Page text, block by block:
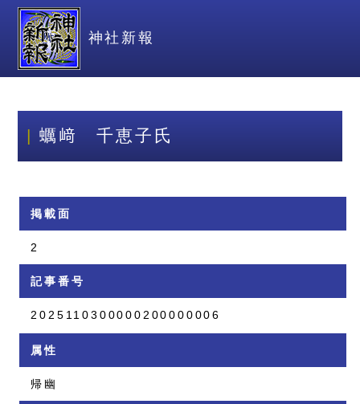
神社新報
蠣﨑 千恵子氏
掲載面
2
記事番号
2025110300000200000006
属性
帰幽